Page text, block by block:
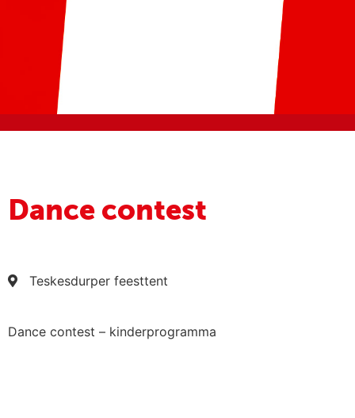
Dance contest
Teskesdurper feesttent
Dance contest – kinderprogramma